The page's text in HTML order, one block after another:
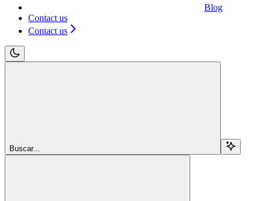
Blog
Contact us
Contact us
Buscar...